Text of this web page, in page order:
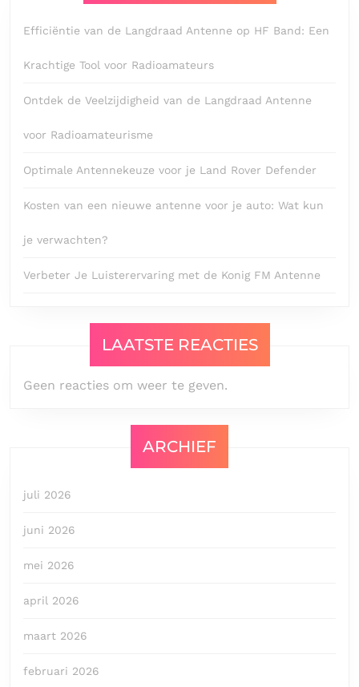
Efficiëntie van de Langdraad Antenne op HF Band: Een
Krachtige Tool voor Radioamateurs
Ontdek de Veelzijdigheid van de Langdraad Antenne
voor Radioamateurisme
Optimale Antennekeuze voor je Land Rover Defender
Kosten van een nieuwe antenne voor je auto: Wat kun
je verwachten?
Verbeter Je Luisterervaring met de Konig FM Antenne
LAATSTE REACTIES
Geen reacties om weer te geven.
ARCHIEF
juli 2026
juni 2026
mei 2026
april 2026
maart 2026
februari 2026